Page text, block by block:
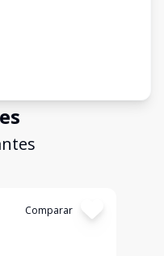
Comparar